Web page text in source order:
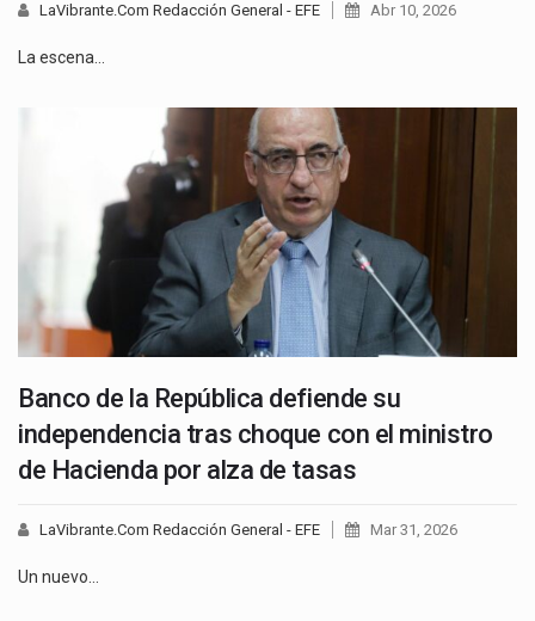
LaVibrante.Com Redacción General - EFE Abr 10, 2026
La escena…
Banco de la República defiende su
independencia tras choque con el ministro
de Hacienda por alza de tasas
LaVibrante.Com Redacción General - EFE Mar 31, 2026
Un nuevo…